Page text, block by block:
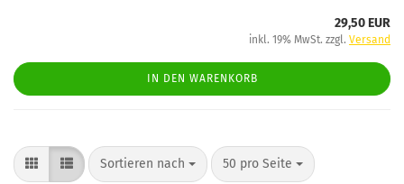
29,50 EUR
inkl. 19% MwSt. zzgl. Versand
IN DEN WARENKORB
Sortieren nach 50 pro Seite